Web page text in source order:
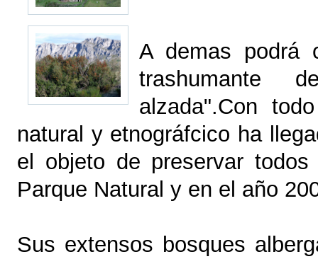
A demas podrá
trashumante
alzada".Con
natural y etnográfcico ha
el objeto de preservar
Parque Natural y en el año
Sus extensos bosques